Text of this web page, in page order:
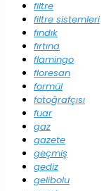
filtre
filtre sistemleri
fındık
fırtına
flamingo
floresan
formül
fotoğrafçısı
fuar
gaz
gazete
geçmiş
gediz
gelibolu